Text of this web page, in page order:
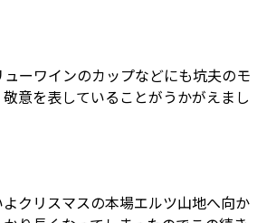
ーワインのカップなどにも坑夫のモ
意を表していることがうかがえまし
クリスマスの本場エルツ山地へ向か